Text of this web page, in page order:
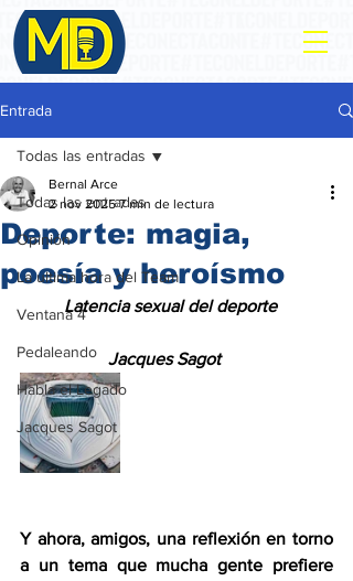
Entrada
Todas las entradas
Opinión
La ultima hora del Team
Ventana 4
Pedaleando
Habla el Legado
Jacques Sagot
Todas las entradas
Deporte: magia,
poesía y heroísmo
Bernal Arce
2 nov 2025 7 min de lectura
          Latencia sexual del deporte
                    Jacques Sagot
Y ahora, amigos, una reflexión en torno
a un tema que mucha gente prefiere